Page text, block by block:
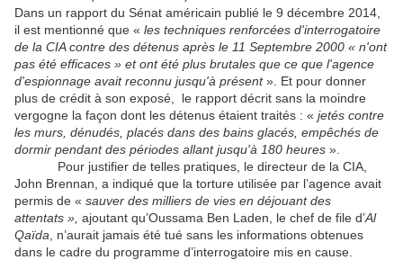
Dans un rapport du Sénat américain publié le 9 décembre 2014,
il est mentionné que « les techniques renforcées d'interrogatoire
de la CIA contre des détenus après le 11 Septembre 2000 « n'ont
pas été efficaces » et ont été plus brutales que ce que l'agence
d'espionnage avait reconnu jusqu'à présent». Et pour donner
plus de crédit à son exposé, le rapport décrit sans la moindre
vergogne la façon dont les détenus étaient traités : « jetés contre
les murs, dénudés, placés dans des bains glacés, empêchés de
dormir pendant des périodes allant jusqu'à 180 heures ».
Pour justifier de telles pratiques, le directeur de la CIA,
John Brennan, a indiqué que la torture utilisée par l’agence avait
permis de « sauver des milliers de vies en déjouant des
attentats », ajoutant qu’Oussama Ben Laden, le chef de file d’Al
Qaïda , n’aurait jamais été tué sans les informations obtenues
dans le cadre du programme d’interrogatoire mis en cause.